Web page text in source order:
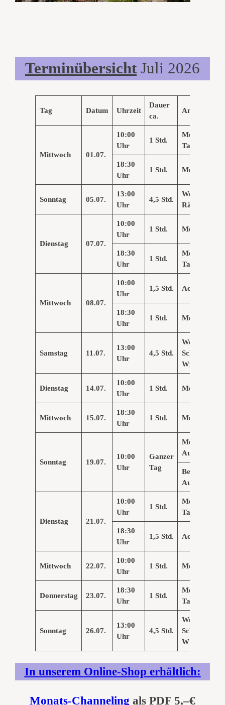
TerminübersichtJuli 2026
Tag Datum Uhrzeit
Dauer
ca.
Angebote
Mittwoch 01.07.
10:00
Uhr
1 Std.
Meditatives
Tanzen
18:30
Uhr
1 Std. Me
Sonntag 05.07.
13:00
Uhr
4,5 Std.
Workshop
Räucherofen
Dienstag 07.07.
10:00
Uhr
1 Std. Meditation
18:30
Uhr
1 Std.
Meditatives
Tanzen
Mittwoch 08.07.
10:00
Uhr
1,5 Std.
18:30
Uhr
1 Std. Me
Samstag 11.07.
13:00
Uhr
4,5 Std.
Workshop
Schwing-&
Wirkstrahler
Dienstag 14.07.
10:00
Uhr
1 Std. Meditation
Mittwoch 15.07.
18:30
Uhr
1 Std. Me
Sonntag 19.07.
10:00
Uhr
Ganzer
Tag
Mediale
Beisteller für
Dienstag 21.07.
10:00
Uhr
1 Std.
Meditatives
Tanzen
18:30
Uhr
1,5 Std.
Mittwoch 22.07.
10:00
Uhr
1 Std. Meditation
Donnerstag 23.07.
18:30
Uhr
1 Std.
Meditatives
Tanzen
Sonntag 26.07.
13:00
Uhr
4,5 Std.
Workshop
Schwing-&
Wirkstrahler
In unserem Online-Shop erhältlich:
Monats-Channeling als PDF 5,–€